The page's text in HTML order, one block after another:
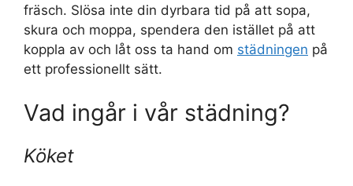
fräsch. Slösa inte din dyrbara tid på att sopa,
skura och moppa, spendera den istället på att
koppla av och låt oss ta hand om städningen på
ett professionellt sätt.
Vad ingår i vår städning?
Köket